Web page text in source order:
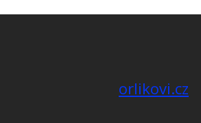
orlikovi.cz